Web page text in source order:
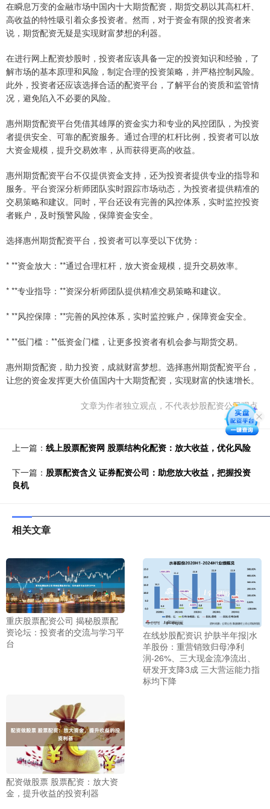
在瞬息万变的金融市场中国内十大期货配资，期货交易以其高杠杆、
高收益的特性吸引着众多投资者。然而，对于资金有限的投资者来
说，期货配资无疑是实现财富梦想的利器。
在进行网上配资炒股时，投资者应该具备一定的投资知识和经验，了
解市场的基本原理和风险，制定合理的投资策略，并严格控制风险。
此外，投资者还应该选择合适的配资平台，了解平台的资质和监管情
况，避免陷入不必要的风险。
惠州期货配资平台凭借其雄厚的资金实力和专业的风控团队，为投资
者提供安全、可靠的配资服务。通过合理的杠杆比例，投资者可以放
大资金规模，提升交易效率，从而获得更高的收益。
惠州期货配资平台不仅提供资金支持，还为投资者提供专业的指导和
服务。平台资深分析师团队实时跟踪市场动态，为投资者提供精准的
交易策略和建议。同时，平台还设有完善的风控体系，实时监控投资
者账户，及时预警风险，保障资金安全。
选择惠州期货配资平台，投资者可以享受以下优势：
* **资金放大：**通过合理杠杆，放大资金规模，提升交易效率。
* **专业指导：**资深分析师团队提供精准交易策略和建议。
* **风控保障：**完善的风控体系，实时监控账户，保障资金安全。
* **低门槛：**低资金门槛，让更多投资者有机会参与期货交易。
惠州期货配资，助力投资，成就财富梦想。选择惠州期货配资平台，
让您的资金发挥更大价值国内十大期货配资，实现财富的快速增长。
文章为作者独立观点，不代表炒股配资公司观点
上一篇： 线上股票配资网 股票结构化配资：放大收益，优化风险
下一篇： 股票配资含义 证券配资公司：助您放大收益，把握投资
良机
相关文章
重庆股票配资公司 揭秘股票配
资论坛：投资者的交流与学习平
台
在线炒股配资识 护肤半年报|水
羊股份：重营销致归母净利
润-26%、三大现金流净流出、
研发开支降3成 三大营运能力指
标均下降
配资做股票 股票配资：放大资
金，提升收益的投资利器